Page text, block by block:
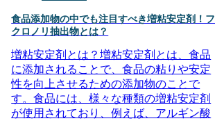
食品添加物の中でも注目すべき増粘安定剤！フ
クロノリ抽出物とは？
増粘安定剤とは？増粘安定剤とは、食品
に添加されることで、食品の粘りや安定
性を向上させるための添加物のことで
す。食品には、様々な種類の増粘安定剤
が使用されており、例えば、アルギン酸